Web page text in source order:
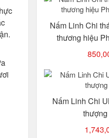
Nấm Linh Chi
thương hiệu
Nấm Linh Chi